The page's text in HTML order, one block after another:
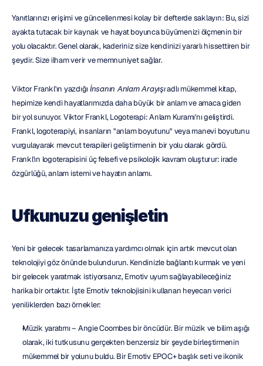
Yanıtlarınızı erişimi ve güncellenmesi kolay bir defterde saklayın: Bu, sizi
ayakta tutacak bir kaynak ve hayat boyunca büyümenizi ölçmenin bir
yolu olacaktır. Genel olarak, kaderiniz size kendinizi yararlı hissettiren bir
şeydir. Size ilham verir ve memnuniyet sağlar.
Viktor Frankl'ın yazdığı İnsanın Anlam Arayışı adlı mükemmel kitap,
hepimize kendi hayatlarımızda daha büyük bir anlam ve amaca giden
bir yol sunuyor. Viktor Frankl, Logoterapi: Anlam Kuramı'nı geliştirdi.
Frankl, logoterapiyi, insanların "anlam boyutunu" veya manevi boyutunu
vurgulayarak mevcut terapileri geliştirmenin bir yolu olarak gördü.
Frankl'ın logoterapisini üç felsefi ve psikolojik kavram oluşturur: irade
özgürlüğü, anlam istemi ve hayatın anlamı.
Ufkunuzu genişletin
Yeni bir gelecek tasarlamanıza yardımcı olmak için artık mevcut olan
teknolojiyi göz önünde bulundurun. Kendinizle bağlantı kurmak ve yeni
bir gelecek yaratmak istiyorsanız, Emotiv uyum sağlayabileceğiniz
harika bir ortaktır. İşte Emotiv teknolojisini kullanan heyecan verici
yeniliklerden bazı örnekler:
Müzik yaratımı – Angie Coombes bir öncüdür. Bir müzik ve bilim aşığı
olarak, iki tutkusunu gerçekten benzersiz bir şeyde birleştirmenin
mükemmel bir yolunu buldu. Bir Emotiv EPOC+ başlık seti ve ikonik